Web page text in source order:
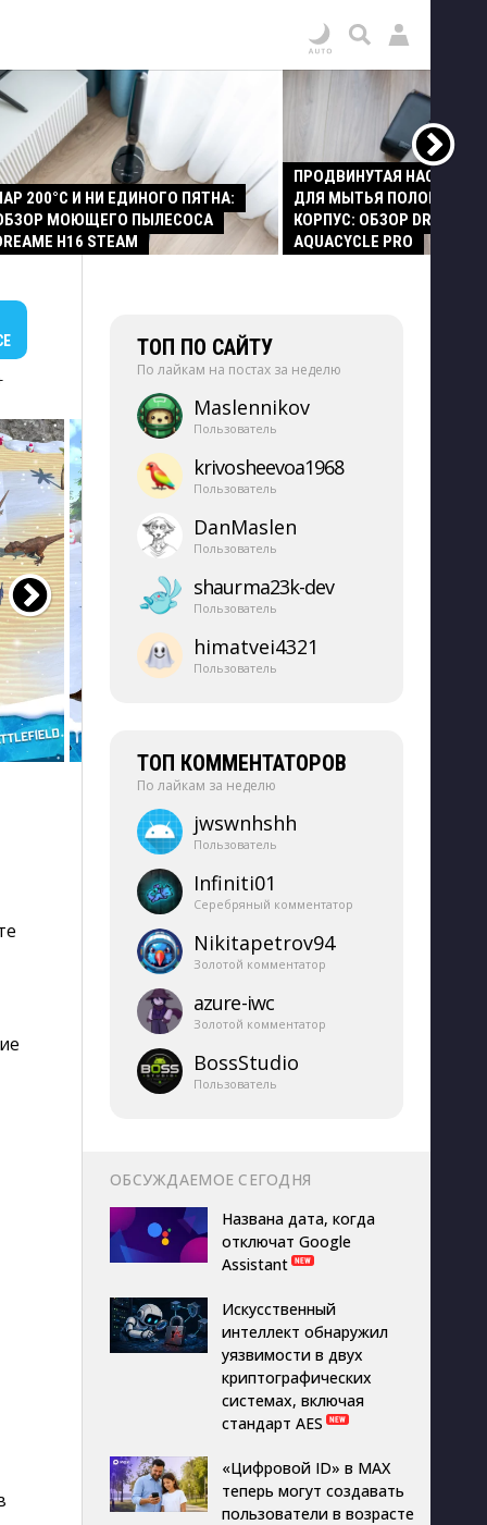
200°C И НИ ЕДИНОГО ПЯТНА:
МОЮЩЕГО ПЫЛЕСОСА
H16 STEAM
ПРОДВИНУТАЯ НАСАДКА
ДЛЯ МЫТЬЯ ПОЛОВ И
КОРПУС: ОБЗОР DREAME
AQUACYCLE PRO
ТОП ПО САЙТУ
По лайкам на постах за неделю
Maslennikov
Пользователь
krivosheevoa1968
Пользователь
DanMaslen
Пользователь
shaurma23k-​dev
Пользователь
himatvei4321
Пользователь
ТОП КОММЕНТАТОРОВ
По лайкам за неделю
jwswnhshh
Пользователь
Infiniti01
Серебряный комментатор
Nikitapetrov94
Золотой комментатор
azure-​iwc
Золотой комментатор
BossStudio
Пользователь
ОБСУЖДАЕМОЕ СЕГОДНЯ
Названа дата, когда
отключат Google
Assistant
Искусственный
интеллект обнаружил
уязвимости в двух
криптографических
системах, включая
стандарт AES
«Цифровой ID» в MAX
теперь могут создавать
пользователи в возрасте